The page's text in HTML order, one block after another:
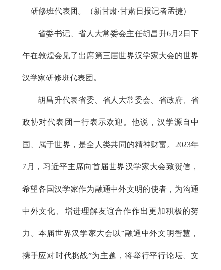
研修班代表团。（新甘肃·甘肃日报记者孟捷）
省委书记、省人大常委会主任胡昌升6月2日下
午在敦煌会见了出席第三届世界汉学家大会的世界
汉学家研修班代表团。
胡昌升代表省委、省人大常委会、省政府、省
政协对代表团一行表示欢迎。他说，汉学源自中
国、属于世界，是全人类共同的精神财富。2023年
7月，习近平主席向首届世界汉学家大会致贺信，
希望各国汉学家作为融通中外文明的使者，为沟通
中外文化、增进理解友谊合作作出更加积极的努
力。本届世界汉学家大会以“融通中外文明智慧，
携手应对时代挑战”为主题，将举行平行论坛、文